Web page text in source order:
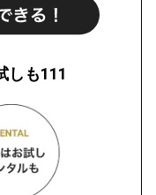
しも111